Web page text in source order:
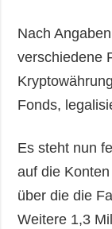
Nach
verschiedene
Fonds,
Es steht nun
auf die
über die die
Weitere 1,3